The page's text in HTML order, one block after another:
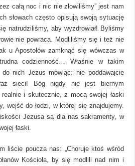
całą noc i nic nie złowiliśmy” jest nam
słowach często opisują swoją sytuację
natrudziliśmy, aby wyzdrowiał! Byliśmy
nie powraca. Modliliśmy się i też nie
u Apostołów zamknąć się wówczas w
codzienność… Właśnie w takim
do nich Jezus mówiąc: nie poddawajcie
sieci! Bóg nigdy nie jest biernym
i skutecznie, z mocą swojej łaski
wejść do łodzi, w której się znajdujemy.
Jezusa są dla nas sakramenty, w
łaski.
liście poucza nas: „Choruje ktoś wśród
Kościoła, by się modlili nad nim i